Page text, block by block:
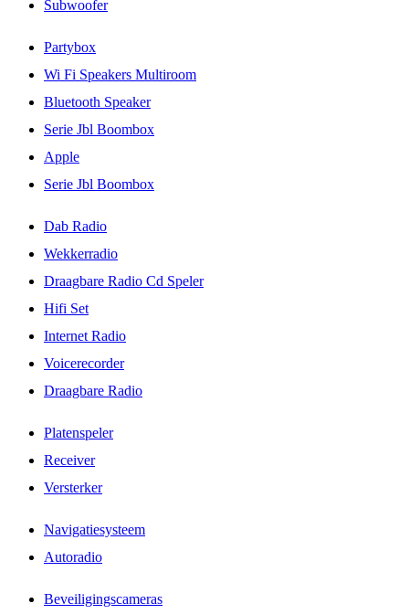
Subwoofer
Partybox
Wi Fi Speakers Multiroom
Bluetooth Speaker
Serie Jbl Boombox
Apple
Serie Jbl Boombox
Dab Radio
Wekkerradio
Draagbare Radio Cd Speler
Hifi Set
Internet Radio
Voicerecorder
Draagbare Radio
Platenspeler
Receiver
Versterker
Navigatiesysteem
Autoradio
Beveiligingscameras